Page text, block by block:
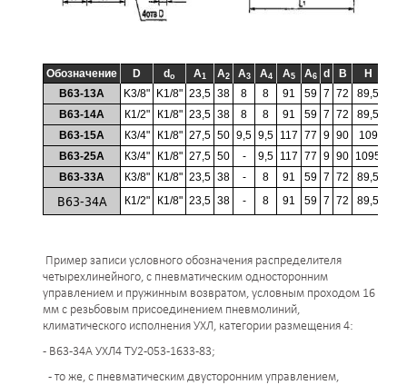
Обозначение D do A1 A2 A3 A4 A5 A6 d B H
В63-13А K3/8" K1/8" 23,5 38 8 8 91 59 7 72 89,5
В63-14А
К1/2" К1/8" 23,5 38 8 8 91 59 7 72 89,5
В63-15А
К3/4" К1/8" 27,5 50 9,5 9,5 117 77 9 90 109
В63-25А
К3/4" К1/8" 27,5 50 - 9,5 117 77 9 90 1095
В63-33А
К3/8" К1/8" 23,5 38 - 8 91 59 7 72 89,5
В63-34А К1/2" К1/8" 23,5 38 - 8 91 59 7 72 89,5
Пример записи условного обозначения распределителя
четырехлинейного, с пневматическим односторонним
управлением и пружинным возвратом, условным проходом 16
мм с резьбовым присоединением пневмолиний,
климатического исполнения УХЛ, категории размещения 4:
- В63-34А УХЛ4 ТУ2-053-1633-83;
- то же, с пневматическим двусторонним управлением,